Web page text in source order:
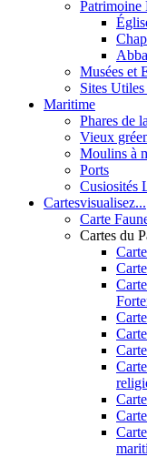
Patrimoine
Musées et
Sites
Maritime
Phares de
Vieux
Moulins à
Ports
Cusiosités
Cartesvisualisez...
Carte
Cartes du